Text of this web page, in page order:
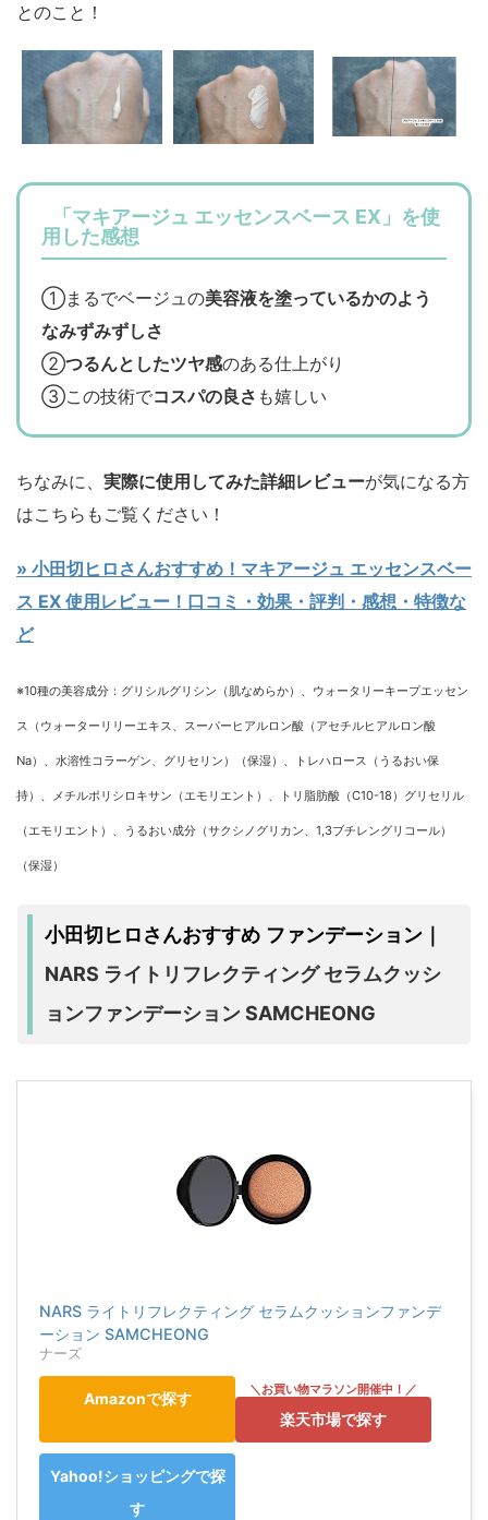
とのこと！
「マキアージュ エッセンスベース EX」を使
用した感想
①まるでベージュの美容液を塗っているかのよう
なみずみずしさ
②つるんとしたツヤ感のある仕上がり
③この技術でコスパの良さ も嬉しい
ちなみに、 実際に使用してみた詳細レビューが気になる方
はこちらもご覧ください！
» 小田切ヒロさんおすすめ！マキアージュ エッセンスベー
ス EX 使用レビュー！口コミ・効果・評判・感想・特徴な
ど
※10種の美容成分：グリシルグリシン（肌なめらか）、ウォータリーキープエッセン
ス（ウォーターリリーエキス、スーパーヒアルロン酸（アセチルヒアルロン酸
Na）、水溶性コラーゲン、グリセリン）（保湿）、トレハロース（うるおい保
持）、メチルポリシロキサン（エモリエント）、トリ脂肪酸（C10-18）グリセリル
（エモリエント）、うるおい成分（サクシノグリカン、1,3ブチレングリコール）
（保湿）
小田切ヒロさんおすすめ ファンデーション｜
NARS ライトリフレクティング セラムクッシ
ョンファンデーション SAMCHEONG
NARS ライトリフレクティング セラムクッションファンデ
ーション SAMCHEONG
ナーズ
Amazonで探す
楽天市場で探す
Yahoo!ショッピングで探
す